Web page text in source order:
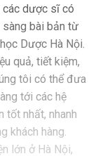
các dược sĩ có
bài bản từ
Dược Hà Nội.
quả, tiết kiệm,
tôi có thể đưa
tới các hệ
tốt nhất, nhanh
khách hàng.
lớn ở Hà Nội,